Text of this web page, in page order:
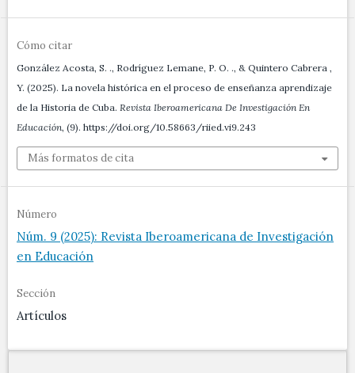
Cómo citar
González Acosta, S. ., Rodríguez Lemane, P. O. ., & Quintero Cabrera ,
Y. (2025). La novela histórica en el proceso de enseñanza aprendizaje
de la Historia de Cuba. Revista Iberoamericana De Investigación En
Educación, (9). https://doi.org/10.58663/riied.vi9.243
Más formatos de cita
Número
Núm. 9 (2025): Revista Iberoamericana de Investigación
en Educación
Sección
Artículos